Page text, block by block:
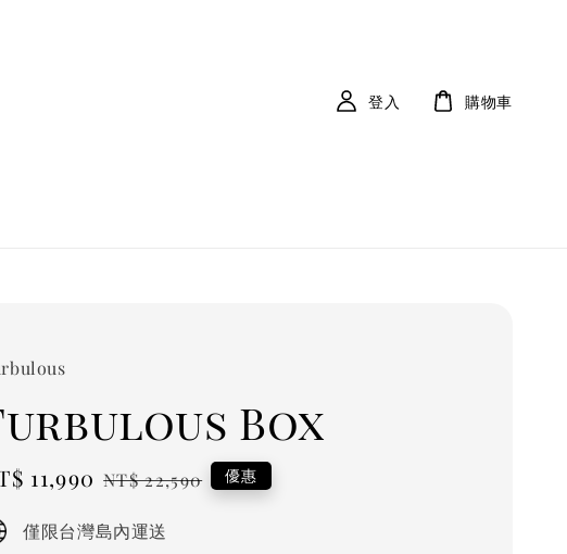
登入 購物車
Box
11,990 Regular
NT$ 22,590 優惠
僅限台灣島內運送